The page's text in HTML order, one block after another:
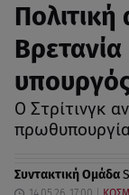
Ο Στρίτινγκ
Συντακτική Ομάδα